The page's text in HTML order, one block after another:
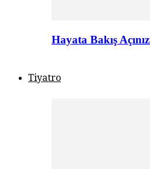
Hayata Bakış
Tiyatro